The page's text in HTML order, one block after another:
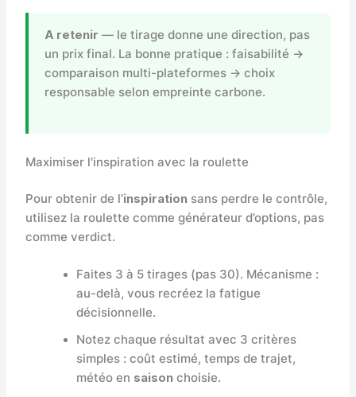
A retenir — le tirage donne une direction, pas
un prix final. La bonne pratique : faisabilité →
comparaison multi-plateformes → choix
responsable selon empreinte carbone.
Maximiser l'inspiration avec la roulette
Pour obtenir de l’inspiration sans perdre le contrôle,
utilisez la roulette comme générateur d’options, pas
comme verdict.
Faites 3 à 5 tirages (pas 30). Mécanisme :
au-delà, vous recréez la fatigue
décisionnelle.
Notez chaque résultat avec 3 critères
simples : coût estimé, temps de trajet,
météo en saison choisie.